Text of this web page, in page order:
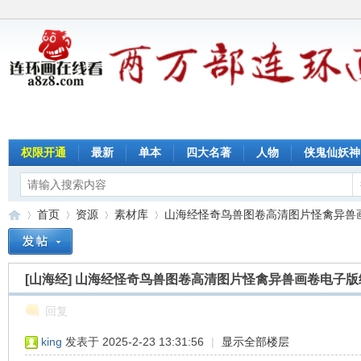
权限开通 最新 单本 四大名著 人物 侠鬼仙妖神
»
首页
›
资源
›
素材库
›
山海经怪奇鸟兽图卷高清图片怪禽异
[山海经] 山海经怪奇鸟兽图卷高清图片怪禽异兽画卷电子
回复
king 发表于 2025-2-23 13:31:56 | 显示全部楼层